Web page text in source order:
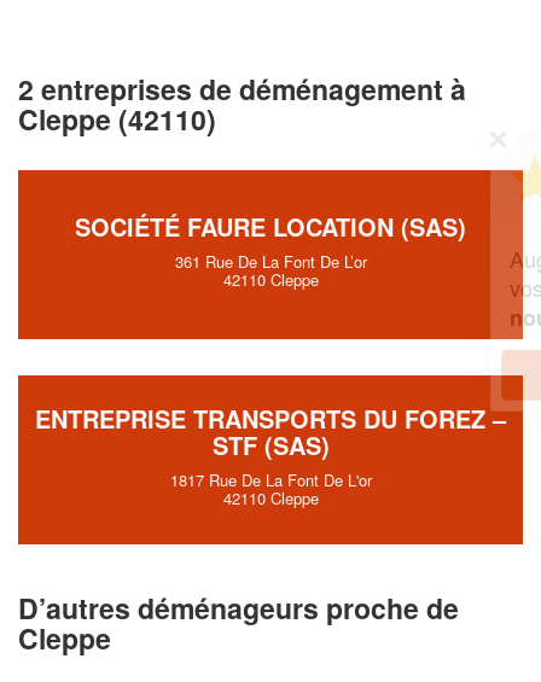
2 entreprises de déménagement à
Cleppe (42110)
SOCIÉTÉ FAURE LOCATION (SAS)
361 Rue De La Font De L’or
42110 Cleppe
ENTREPRISE TRANSPORTS DU FOREZ –
STF (SAS)
1817 Rue De La Font De L'or
42110 Cleppe
D’autres déménageurs proche de
Cleppe
✕
Vous êtes un
Augmentez votrechiffre d'affaires
et
margestout en gagnant de
En savoir plus